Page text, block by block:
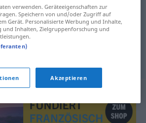
,tanguer,dandiner,rouler
,agiter,cahoter,osciller
verwenden. Geräteeigenschaften zur
Speichern von und/oder Zugriff auf
Gerät. Personalisierte Werbung und Inhalte,
und Inhalten, Zielgruppenforschung und
Akzeptieren